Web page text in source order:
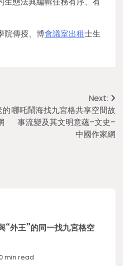
院傳授、博會議室出租士生
的
Next:
哪吒鬧海找九宮格共享空間故
事流變及其文明意蘊–文史–
中國作家網
“外王”的同一找九宮格空
min read